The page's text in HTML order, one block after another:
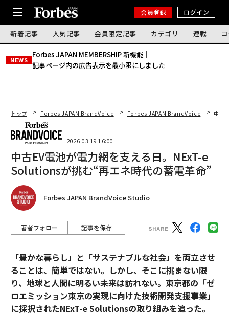
会員登録 ログイン
新着記事 人気記事 会員限定記事 カテゴリ 連載
NEWS
Forbes JAPAN MEMBERSHIP 新機能｜
記事ページ内の広告表示を最小限にしました
トップ Forbes JAPAN BrandVoice Forbes JAPAN BrandVoice 中古
2026.03.19 16:00
中古EV電池が電力網を支える日。NExT-e
Solutionsが挑む“再エネ時代の蓄電革命”
Forbes JAPAN BrandVoice Studio
著者フォロー 記事を保存
「豊かな暮らし」と「サステナブルな社会」を両立させ
ることは、簡単ではない。しかし、そこに挑まない限
り、地球と人間に明るい未来は訪れない。東京都の「ゼ
ロエミッション東京の実現に向けた技術開発支援事業」
に採択されたNExT-e Solutionsの取り組みを追った。